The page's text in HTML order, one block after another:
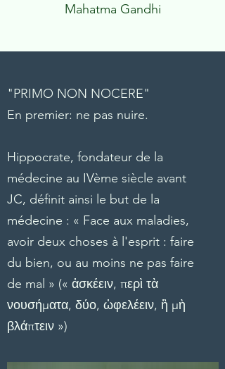
Mahatma Gandhi
"PRIMO NON NOCERE"
En premier: ne pas nuire.
Hippocrate, fondateur de la
médecine au IVème siècle avant
JC, définit ainsi le but de la
médecine : « Face aux maladies,
avoir deux choses à l'esprit : faire
du bien, ou au moins ne pas faire
de mal » (« ἀσκέειν, περὶ τὰ
νουσήματα, δύο, ὠφελέειν, ἢ μὴ
βλάπτειν »)